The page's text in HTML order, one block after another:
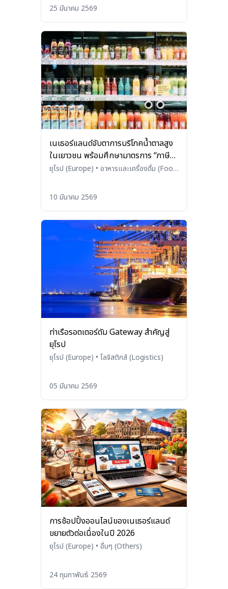
25 มีนาคม 2569
เนเธอร์แลนด์จับตาการบริโภคน้ำตาลสูง
ในเยาวชน พร้อมศึกษามาตรการ “ภาษี
น้ำตาล”
ยุโรป (Europe) • อาหารและเครื่องดื่ม (Food
10 มีนาคม 2569
ท่าเรือรอตเตอร์ดัม Gateway สำคัญสู่
ยุโรป
ยุโรป (Europe) • โลจิสติกส์ (Logistics)
05 มีนาคม 2569
การช้อปปิ้งออนไลน์ของเนเธอร์แลนด์
ขยายตัวต่อเนื่องในปี 2026
ยุโรป (Europe) • อื่นๆ (Others)
24 กุมภาพันธ์ 2569